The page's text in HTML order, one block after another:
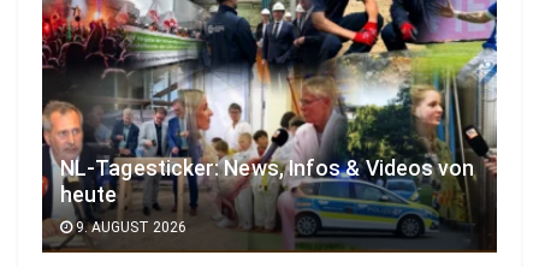
NL-Tagesticker: News, Infos & Videos von
heute
9. AUGUST 2026